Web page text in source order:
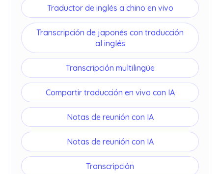
Traductor de inglés a chino en vivo
Transcripción de japonés con traducción
al inglés
Transcripción multilingüe
Compartir traducción en vivo con IA
Notas de reunión con IA
Notas de reunión con IA
Transcripción